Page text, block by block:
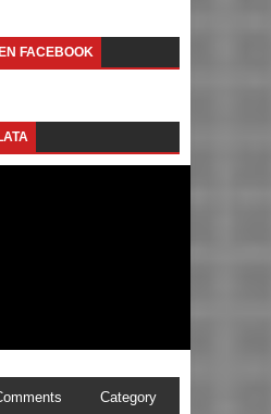
FACEBOOK
Category